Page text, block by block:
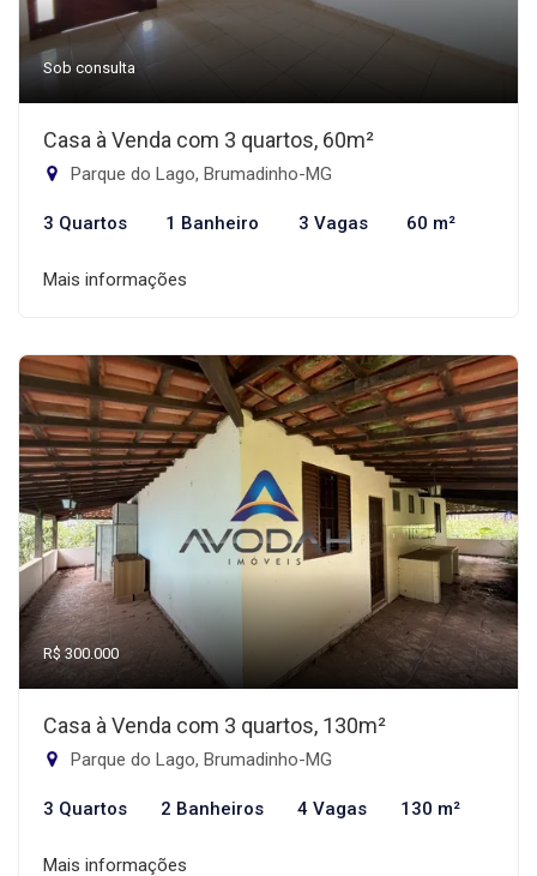
Sob consulta
Casa à Venda com 3 quartos, 60m²
Parque do Lago, Brumadinho-MG
3 Quartos 1 Banheiro 3 Vagas 60 m²
Mais informações
R$ 300.000
Casa à Venda com 3 quartos, 130m²
Parque do Lago, Brumadinho-MG
3 Quartos 2 Banheiros 4 Vagas 130 m²
Mais informações